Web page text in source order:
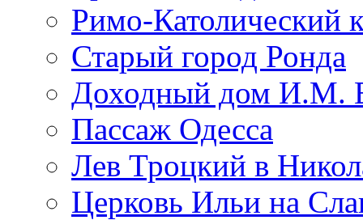
Римо-Католический
Старый город Ронда
Доходный дом И.М.
Пассаж Одесса
Лев Троцкий в
Церковь Ильи на